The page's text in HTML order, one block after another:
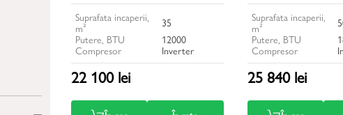
Suprafata incaperii,
m²
35
Putere, BTU
12000
Compresor
Inverter
22 100 lei
Suprafata incaperii,
m²
Putere, BTU
Compresor
25 840 lei